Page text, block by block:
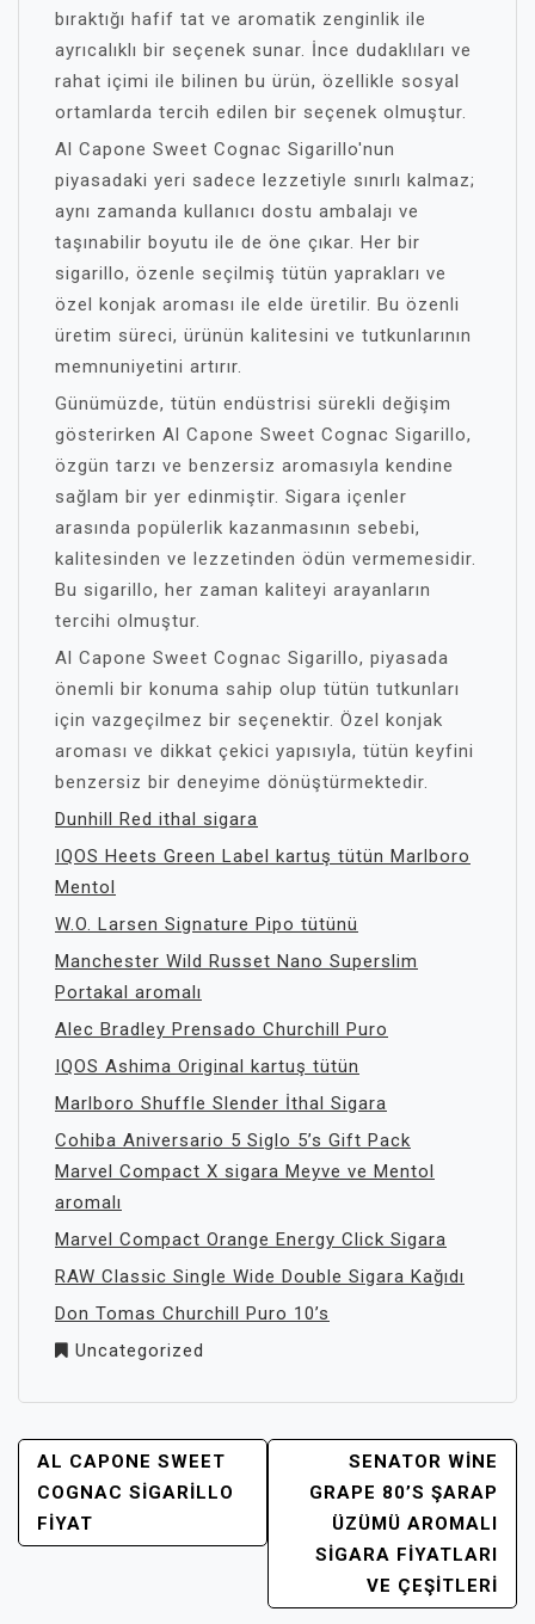
bıraktığı hafif tat ve aromatik zenginlik ile
ayrıcalıklı bir seçenek sunar. İnce dudaklıları ve
rahat içimi ile bilinen bu ürün, özellikle sosyal
ortamlarda tercih edilen bir seçenek olmuştur.
Al Capone Sweet Cognac Sigarillo'nun
piyasadaki yeri sadece lezzetiyle sınırlı kalmaz;
aynı zamanda kullanıcı dostu ambalajı ve
taşınabilir boyutu ile de öne çıkar. Her bir
sigarillo, özenle seçilmiş tütün yaprakları ve
özel konjak aroması ile elde üretilir. Bu özenli
üretim süreci, ürünün kalitesini ve tutkunlarının
memnuniyetini artırır.
Günümüzde, tütün endüstrisi sürekli değişim
gösterirken Al Capone Sweet Cognac Sigarillo,
özgün tarzı ve benzersiz aromasıyla kendine
sağlam bir yer edinmiştir. Sigara içenler
arasında popülerlik kazanmasının sebebi,
kalitesinden ve lezzetinden ödün vermemesidir.
Bu sigarillo, her zaman kaliteyi arayanların
tercihi olmuştur.
Al Capone Sweet Cognac Sigarillo, piyasada
önemli bir konuma sahip olup tütün tutkunları
için vazgeçilmez bir seçenektir. Özel konjak
aroması ve dikkat çekici yapısıyla, tütün keyfini
benzersiz bir deneyime dönüştürmektedir.
Dunhill Red ithal sigara
IQOS Heets Green Label kartuş tütün Marlboro
Mentol
W.O. Larsen Signature Pipo tütünü
Manchester Wild Russet Nano Superslim
Portakal aromalı
Alec Bradley Prensado Churchill Puro
IQOS Ashima Original kartuş tütün
Marlboro Shuffle Slender İthal Sigara
Cohiba Aniversario 5 Siglo 5’s Gift Pack
Marvel Compact X sigara Meyve ve Mentol
aromalı
Marvel Compact Orange Energy Click Sigara
RAW Classic Single Wide Double Sigara Kağıdı
Don Tomas Churchill Puro 10’s
Uncategorized
YAZI
GEZINMESI
AL CAPONE SWEET
COGNAC SIGARILLO
FIYAT
SENATOR WINE
GRAPE 80’S ŞARAP
ÜZÜMÜ AROMALI
SIGARA FIYATLARI
VE ÇEŞITLERI